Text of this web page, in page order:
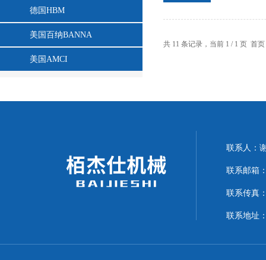
德国HBM
美国百纳BANNA
美国AMCI
共 11 条记录，当前 1 / 1 页
联系人
联系邮箱
联系传真
联系地址